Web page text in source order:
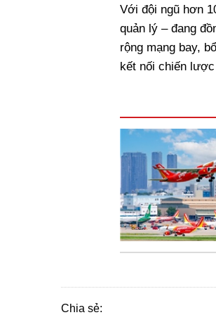
Với đội ngũ hơn
quản lý – đang
rộng mạng bay,
kết nối chiến
Chia sẻ: